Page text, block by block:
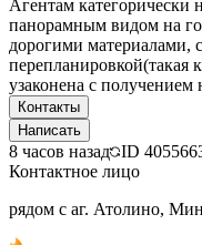
Агентам категорически
панорамным видом на
дорогими материалами,
перепланировкой(такая
узаконена с получением
Контакты
Написать
8 часов назад ID
Контактное лицо
рядом с аг. Атолино,